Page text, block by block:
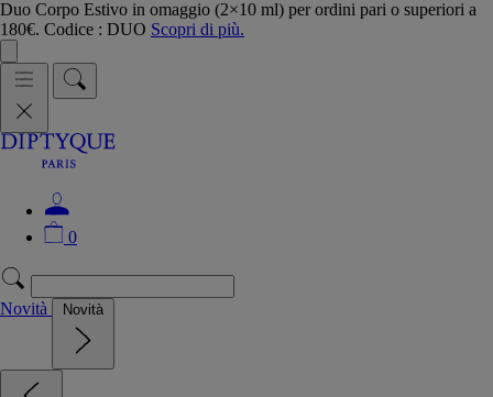
Duo Corpo Estivo in omaggio (2×10 ml) per ordini pari o superiori a
180€. Codice : DUO Scopri di più.
0
Novità Novità